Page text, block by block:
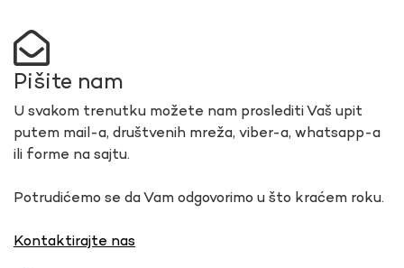
Pišite nam
U svakom trenutku možete nam proslediti Vaš upit
putem mail-a, društvenih mreža, viber-a, whatsapp-a
ili forme na sajtu.
Potrudićemo se da Vam odgovorimo u što kraćem roku.
Kontaktirajte nas